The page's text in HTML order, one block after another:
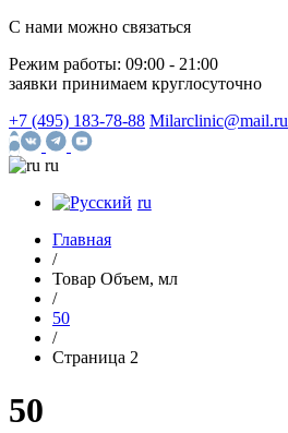
С нами можно связаться
Режим работы: 09:00 - 21:00
заявки принимаем круглосуточно
+7 (495) 183-78-88 Milarclinic@mail.ru
ru
ru
Главная
/
Товар Объем, мл
/
50
/
Страница 2
50